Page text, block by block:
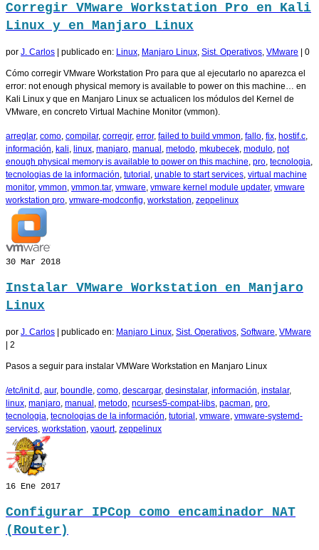
Corregir VMware Workstation Pro en Kali
Linux y en Manjaro Linux
por J. Carlos publicado en: Linux, Manjaro Linux, Sist. Operativos, VMware 0
Cómo corregir VMware Workstation Pro para que al ejecutarlo no aparezca el
error: not enough physical memory is available to power on this machine… en
Kali Linux y que en Manjaro Linux se actualicen los módulos del Kernel de
VMware, en concreto Virtual Machine Monitor (vmmon).
arreglar, como, compilar, corregir, error, failed to build vmmon, fallo, fix, hostif.c,
información, kali, linux, manjaro, manual , metodo, mkubecek, modulo, not
enough physical memory is available to power on this machine, pro, tecnologia,
tecnologias de la información, tutorial , unable to start services, virtual machine
monitor, vmmon, vmmon.tar, vmware, vmware kernel module updater, vmware
workstation pro, vmware-modconfig, workstation, zeppelinux
30 Mar 2018
Instalar VMware Workstation en Manjaro
Linux
por J. Carlos publicado en: Manjaro Linux, Sist. Operativos, Software, VMware
2
Pasos a seguir para instalar VMWare Workstation en Manjaro Linux
/etc/init.d , aur, boundle, como, descargar, desinstalar, información, instalar,
linux, manjaro, manual , metodo, ncurses5-compat-libs, pacman, pro,
tecnologia, tecnologias de la información, tutorial , vmware, vmware-systemd-
services, workstation, yaourt, zeppelinux
16 Ene 2017
Configurar IPCop como encaminador NAT
(Router)